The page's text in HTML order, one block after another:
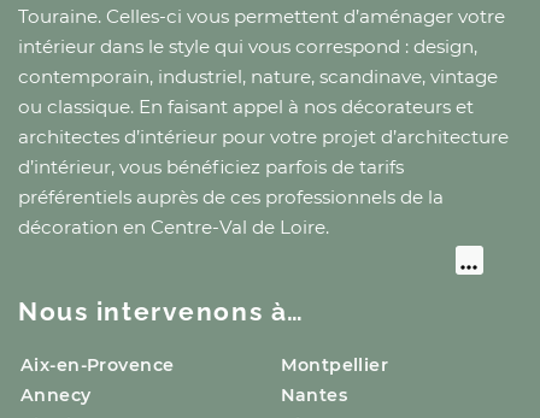
Touraine. Celles-ci vous permettent d’aménager votre
intérieur dans le style qui vous correspond : design,
contemporain, industriel, nature, scandinave, vintage
ou classique. En faisant appel à nos décorateurs et
architectes d’intérieur pour votre projet d’architecture
d’intérieur, vous bénéficiez parfois de tarifs
préférentiels auprès de ces professionnels de la
décoration en Centre-Val de Loire.
Nous intervenons à…
Aix-en-Provence
Annecy
Montpellier
Nantes